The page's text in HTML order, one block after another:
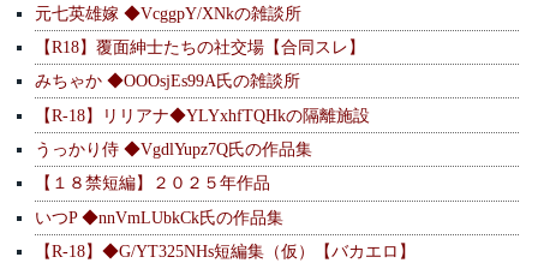
元七英雄嫁 ◆VcggpY/XNkの雑談所
【R18】覆面紳士たちの社交場【合同スレ】
みちゃか ◆OOOsjEs99A氏の雑談所
【R-18】リリアナ◆YLYxhfTQHkの隔離施設
うっかり侍 ◆VgdlYupz7Q氏の作品集
【１８禁短編】２０２５年作品
いつP ◆nnVmLUbkCk氏の作品集
【R-18】◆G/YT325NHs短編集（仮）【バカエロ】